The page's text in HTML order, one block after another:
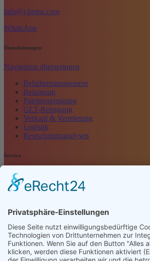
info@i-bema.com
WhatsApp
Dienstleistungen
Navigation überspringen
Behältermanagement
Reinigung
Palettenreinigung
GLT-Reinigung
Verkauf & Vermietung
Logistik
Restschmutzanalysen
Service
Navigation überspringen
Kontakt
Anfrage
Impressum
Datenschutz
AGB
Öffnungszeiten